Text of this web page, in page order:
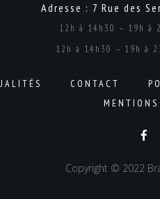
Adresse : 7 Rue des
12h à 14h30 – 19h à
12h à 14h30 – 19h à
CONTACT
Copyright © 2022